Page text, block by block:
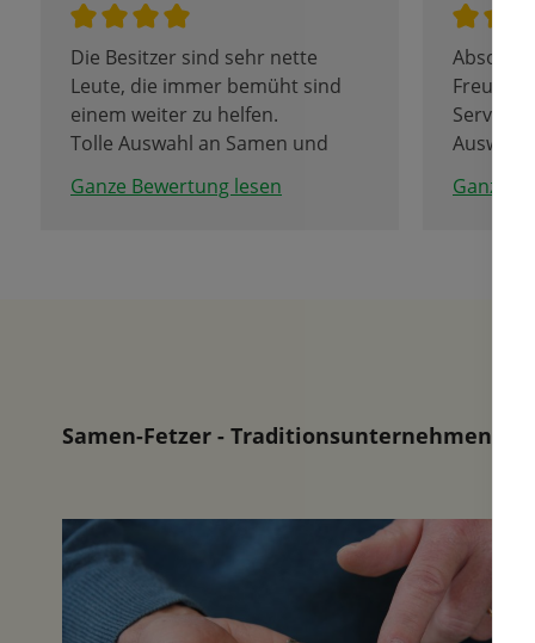
Die Besitzer sind sehr nette
Leute, die immer bemüht sind
einem weiter zu helfen.
Tolle Auswahl an Samen und
Ganze Bewertung lesen
Absolut
Service,
Ganze
Samen-Fetzer - Traditionsunternehmen in